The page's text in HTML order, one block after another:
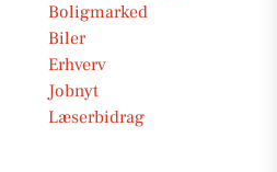
Boligmarked
Biler
Erhverv
Jobnyt
Læserbidrag